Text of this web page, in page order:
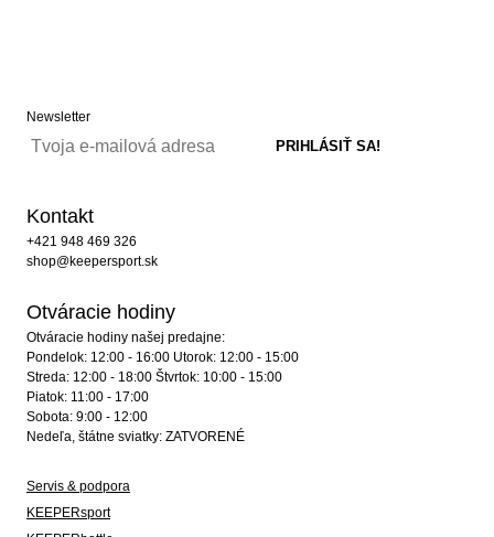
Newsletter
Kontakt
+421 948 469 326
shop@keepersport.sk
Otváracie hodiny
Otváracie hodiny našej predajne:
Pondelok: 12:00 - 16:00 Utorok: 12:00 - 15:00
Streda: 12:00 - 18:00 Štvrtok: 10:00 - 15:00
Piatok: 11:00 - 17:00
Sobota: 9:00 - 12:00
Nedeľa, štátne sviatky: ZATVORENÉ
Servis & podpora
KEEPERsport